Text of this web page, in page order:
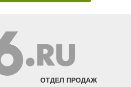
ОТДЕЛ ПРОДАЖ